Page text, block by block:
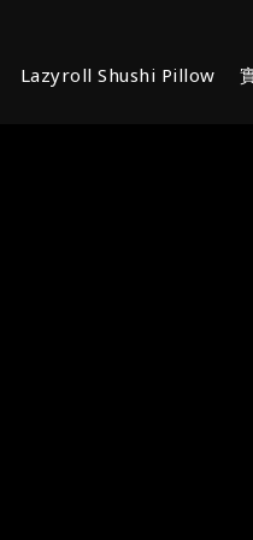
Lazyroll Shushi Pillow